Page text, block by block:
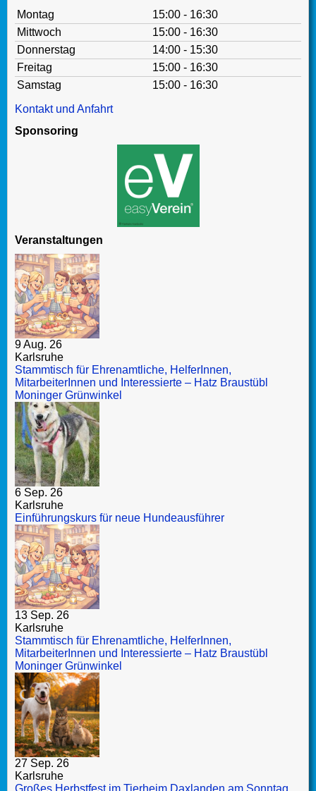
Montag
15:00 - 16:30
Mittwoch
15:00 - 16:30
Donnerstag
14:00 - 15:30
Freitag
15:00 - 16:30
Samstag
15:00 - 16:30
Kontakt und Anfahrt
Sponsoring
Veranstaltungen
9 Aug. 26
Karlsruhe
Stammtisch für Ehrenamtliche, HelferInnen,
MitarbeiterInnen und Interessierte – Hatz Braustübl
Moninger Grünwinkel
6 Sep. 26
Karlsruhe
Einführungskurs für neue Hundeausführer
13 Sep. 26
Karlsruhe
Stammtisch für Ehrenamtliche, HelferInnen,
MitarbeiterInnen und Interessierte – Hatz Braustübl
Moninger Grünwinkel
27 Sep. 26
Karlsruhe